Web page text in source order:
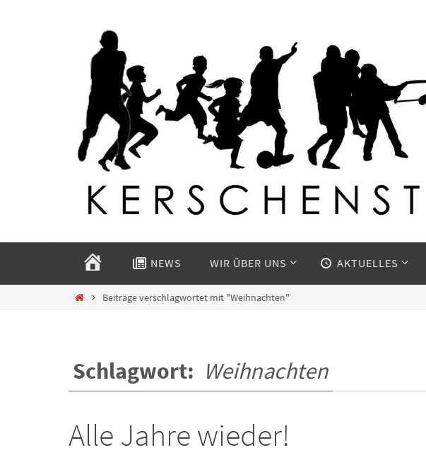
START NEWS WIR ÜBER UNS AKTUELLES
StartBeiträge verschlagwortet mit "Weihnachten"
Schlagwort: Weihnachten
Alle Jahre wieder!